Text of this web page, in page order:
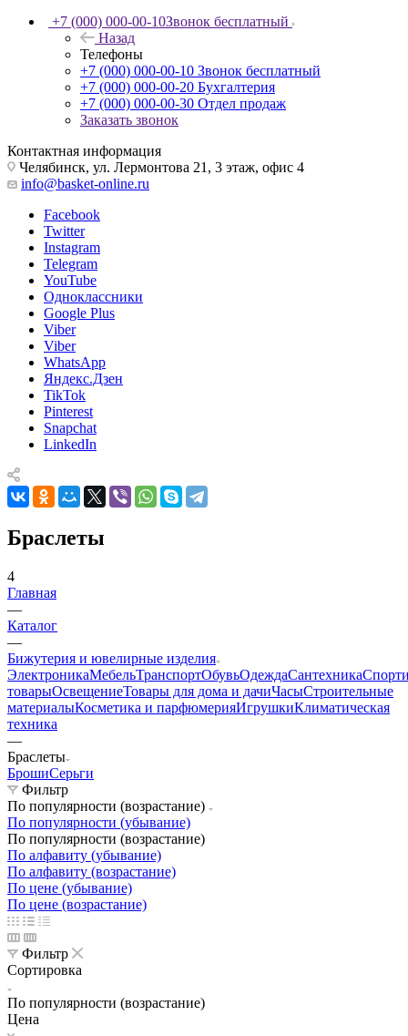
+7 (000) 000-00-10Звонок бесплатный
Назад
Телефоны
+7 (000) 000-00-10 Звонок бесплатный
+7 (000) 000-00-20 Бухгалтерия
+7 (000) 000-00-30 Отдел продаж
Заказать звонок
Контактная информация
Челябинск, ул. Лермонтова 21, 3 этаж, офис 4
info@basket-online.ru
Facebook
Twitter
Instagram
Telegram
YouTube
Одноклассники
Google Plus
Viber
Viber
WhatsApp
Яндекс.Дзен
TikTok
Pinterest
Snapchat
LinkedIn
Браслеты
4
Главная
—
Каталог
—
Бижутерия и ювелирные изделия
ЭлектроникаМебельТранспортОбувьОдеждаСантехника
товарыОсвещениеТовары для дома и дачиЧасыСтроительные
материалыКосметика и парфюмерияИгрушкиКлиматическая
техника
—
Браслеты
БрошиСерьги
Фильтр
По популярности (возрастание)
По популярности (убывание)
По популярности (возрастание)
По алфавиту (убывание)
По алфавиту (возрастание)
По цене (убывание)
По цене (возрастание)
Фильтр
Сортировка
По популярности (возрастание)
Цена